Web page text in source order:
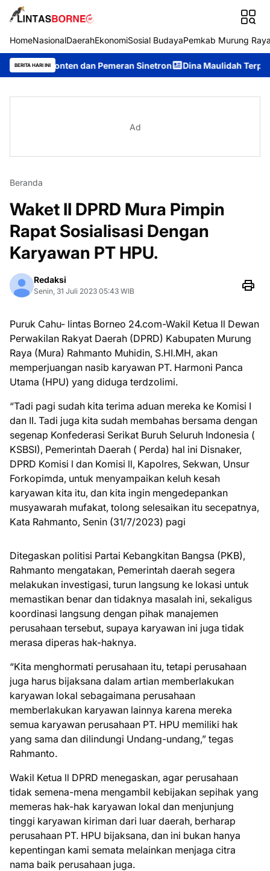
HomeNasionalDaerahEkonomiSosial BudayaPemkab Murung
BERITA HARI INIdan Pemeran Sinetron Dina Maulidah Terpilih
Ad
Beranda
Waket II DPRD Mura Pimpin
Rapat Sosialisasi Dengan
Karyawan PT HPU.
Redaksi
Senin, 31 Juli 2023 05:43 WIB
Puruk Cahu- lintas Borneo 24.com-Wakil Ketua ll Dewan
Perwakilan Rakyat Daerah (DPRD) Kabupaten Murung
Raya (Mura) Rahmanto Muhidin, S.HI.MH, akan
memperjuangan nasib karyawan PT. Harmoni Panca
Utama (HPU) yang diduga terdzolimi.
“Tadi pagi sudah kita terima aduan mereka ke Komisi I
dan II. Tadi juga kita sudah membahas bersama dengan
segenap Konfederasi Serikat Buruh Seluruh Indonesia (
KSBSI), Pemerintah Daerah ( Perda) hal ini Disnaker,
DPRD Komisi l dan Komisi ll, Kapolres, Sekwan, Unsur
Forkopimda, untuk menyampaikan keluh kesah
karyawan kita itu, dan kita ingin mengedepankan
musyawarah mufakat, tolong selesaikan itu secepatnya,
Kata Rahmanto, Senin (31/7/2023) pagi
Ditegaskan politisi Partai Kebangkitan Bangsa (PKB),
Rahmanto mengatakan, Pemerintah daerah segera
melakukan investigasi, turun langsung ke lokasi untuk
memastikan benar dan tidaknya masalah ini, sekaligus
koordinasi langsung dengan pihak manajemen
perusahaan tersebut, supaya karyawan ini juga tidak
merasa diperas hak-haknya.
“Kita menghormati perusahaan itu, tetapi perusahaan
juga harus bijaksana dalam artian memberlakukan
karyawan lokal sebagaimana perusahaan
memberlakukan karyawan lainnya karena mereka
semua karyawan perusahaan PT. HPU memiliki hak
yang sama dan dilindungi Undang-undang,” tegas
Rahmanto.
Wakil Ketua ll DPRD menegaskan, agar perusahaan
tidak semena-mena mengambil kebijakan sepihak yang
memeras hak-hak karyawan lokal dan menjunjung
tinggi karyawan kiriman dari luar daerah, berharap
perusahaan PT. HPU bijaksana, dan ini bukan hanya
kepentingan kami semata melainkan menjaga citra
nama baik perusahaan juga.